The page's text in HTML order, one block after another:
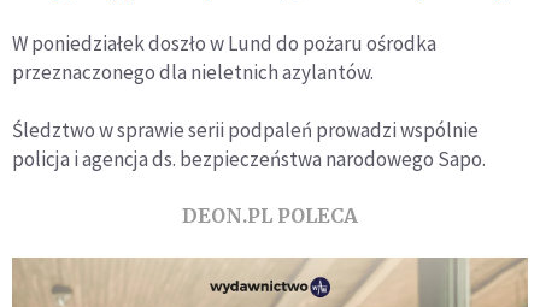
W poniedziałek doszło w Lund do pożaru ośrodka
przeznaczonego dla nieletnich azylantów.
Śledztwo w sprawie serii podpaleń prowadzi wspólnie
policja i agencja ds. bezpieczeństwa narodowego Sapo.
DEON.PL POLECA